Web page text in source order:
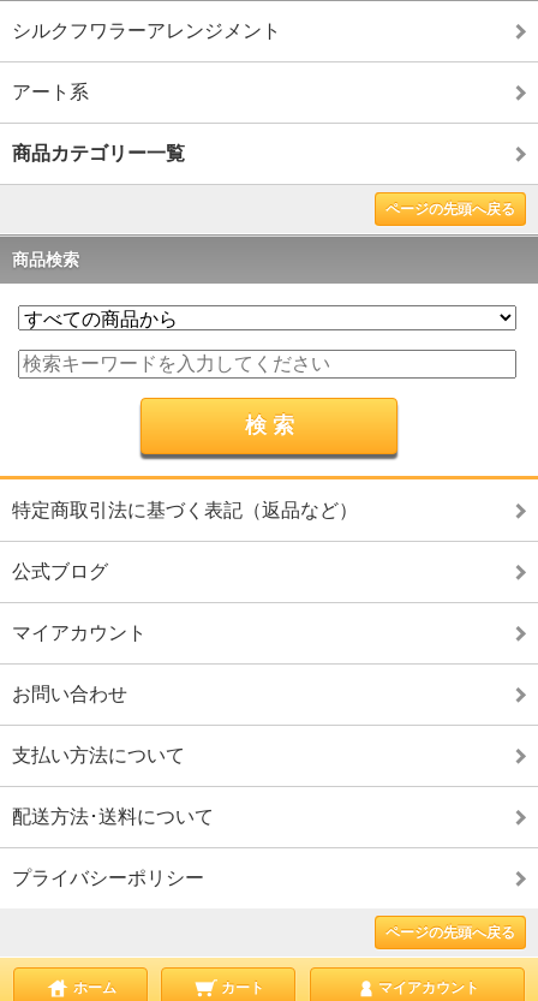
シルクフワラーアレンジメント
アート系
商品カテゴリー一覧
ページの先頭へ戻る
商品検索
特定商取引法に基づく表記（返品など）
公式ブログ
マイアカウント
お問い合わせ
支払い方法について
配送方法･送料について
プライバシーポリシー
ページの先頭へ戻る
ホーム カート マイアカウント